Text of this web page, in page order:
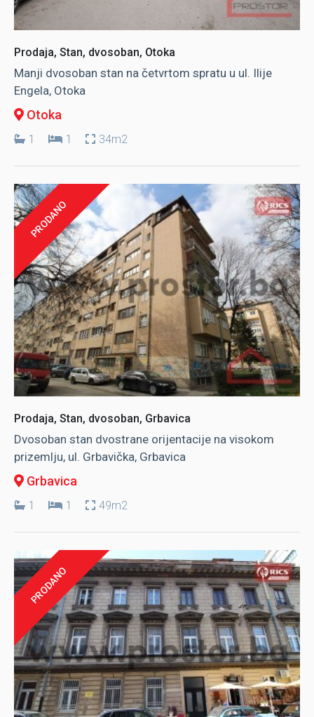
Prodaja, Stan, dvosoban, Otoka
Manji dvosoban stan na četvrtom spratu u ul. Ilije
Engela, Otoka
Otoka
1 1 34m2
PRODANO
Prodaja, Stan, dvosoban, Grbavica
Dvosoban stan dvostrane orijentacije na visokom
prizemlju, ul. Grbavička, Grbavica
Grbavica
1 1 49m2
PRODANO